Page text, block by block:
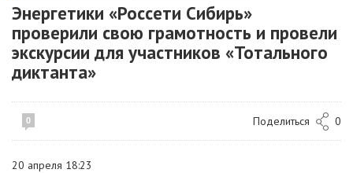
Энергетики «Россети Сибирь»
проверили свою грамотность и провели
экскурсии для участников «Тотального
диктанта»
0 Поделиться 0
20 апреля 18:23